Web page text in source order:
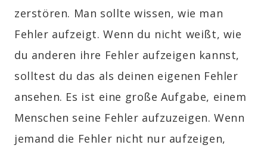
zerstören. Man sollte wissen, wie man
Fehler aufzeigt. Wenn du nicht weißt, wie
du anderen ihre Fehler aufzeigen kannst,
solltest du das als deinen eigenen Fehler
ansehen. Es ist eine große Aufgabe, einem
Menschen seine Fehler aufzuzeigen. Wenn
jemand die Fehler nicht nur aufzeigen,